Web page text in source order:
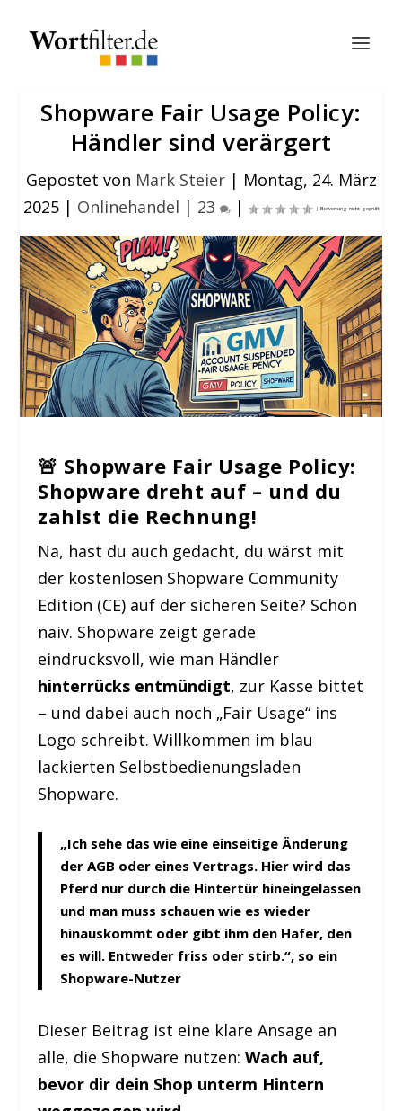
Shopware Fair Usage Policy:
Händler sind verärgert
Gepostet von Mark Steier| Montag, 24. März
2025| Onlinehandel | 23 |
🚨 Shopware Fair Usage Policy:
Shopware dreht auf – und du
zahlst die Rechnung!
Na, hast du auch gedacht, du wärst mit
der kostenlosen Shopware Community
Edition (CE) auf der sicheren Seite? Schön
naiv. Shopware zeigt gerade
eindrucksvoll, wie man Händler
hinterrücks entmündigt, zur Kasse bittet
– und dabei auch noch „Fair Usage“ ins
Logo schreibt. Willkommen im blau
lackierten Selbstbedienungsladen
Shopware.
„Ich sehe das wie eine einseitige Änderung
der AGB oder eines Vertrags. Hier wird das
Pferd nur durch die Hintertür hineingelassen
und man muss schauen wie es wieder
hinauskommt oder gibt ihm den Hafer, den
es will. Entweder friss oder stirb.“, so ein
Shopware-Nutzer
Dieser Beitrag ist eine klare Ansage an
alle, die Shopware nutzen:Wach auf,
bevor dir dein Shop unterm Hintern